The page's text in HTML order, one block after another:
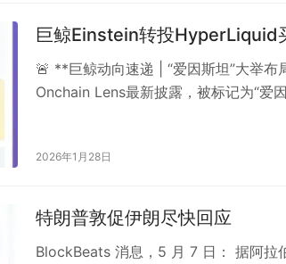
巨鲸Einstein转投HyperLiquid
🚨 **巨鲸动向速递 | “爱因斯坦”大举
Onchain Lens最新披露，被标记为“爱
2026年1月28日
特朗普敦促伊朗尽快回应
BlockBeats 消息，5 月 7 日： 据阿拉